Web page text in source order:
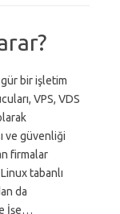
bir işletim
VPS, VDS
ve güvenliği
firmalar
tabanlı
da
İşe…